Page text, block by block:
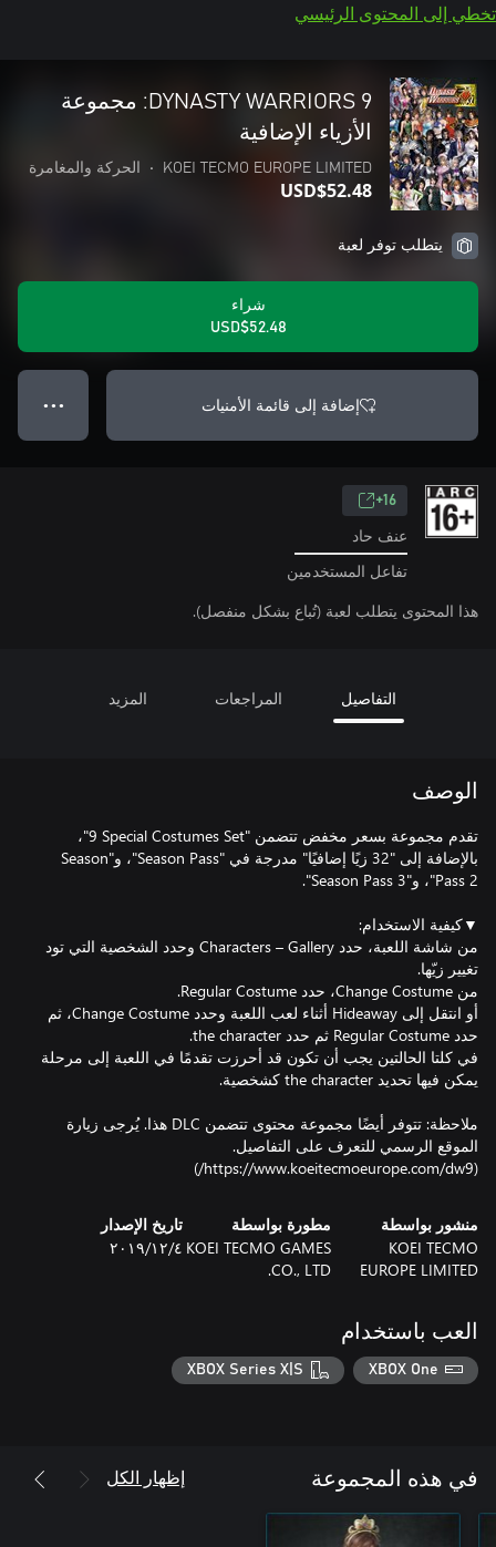
تخطي إلى المحتوى الرئيسي
DYNASTY WARRIORS 9: مجموعة
الأزياء الإضافية
KOEI TECMO EUROPE LIMITED
• الحركة والمغامرة
USD$52.48
يتطلب توفر لعبة
شراء
USD$52.48
إضافة إلى قائمة الأمنيات ● ● ●
16+
عنف حاد
تفاعل المستخدمين
هذا المحتوى يتطلب لعبة (تُباع بشكل منفصل).
التفاصيل المراجعات المزيد
الوصف
تقدم مجموعة بسعر مخفض تتضمن "‎9 Special Costumes Set"،
بالإضافة إلى "32 زيًا إضافيًا" مدرجة في "Season Pass"، و"Season
من شاشة اللعبة، حدد Gallery‏ – Characters وحدد الشخصية التي تود
أو انتقل إلى Hideaway أثناء لعب اللعبة وحدد Change Costume، ثم
في كلتا الحالتين يجب أن تكون قد أحرزت تقدمًا في اللعبة إلى مرحلة
ملاحظة: تتوفر أيضًا مجموعة محتوى تتضمن DLC هذا. يُرجى زيارة
الموقع الرسمي للتعرف على التفاصيل.
(https://www.koeitecmoeurope.com/dw9/)
منشور بواسطة
KOEI TECMO
EUROPE LIMITED
مطورة بواسطة
KOEI TECMO GAMES
CO., LTD.
تاريخ الإصدار
٤‏/١٢‏/٢٠١٩
العب باستخدام
XBOX One
XBOX Series X|S
في هذه المجموعة إظهار الكل